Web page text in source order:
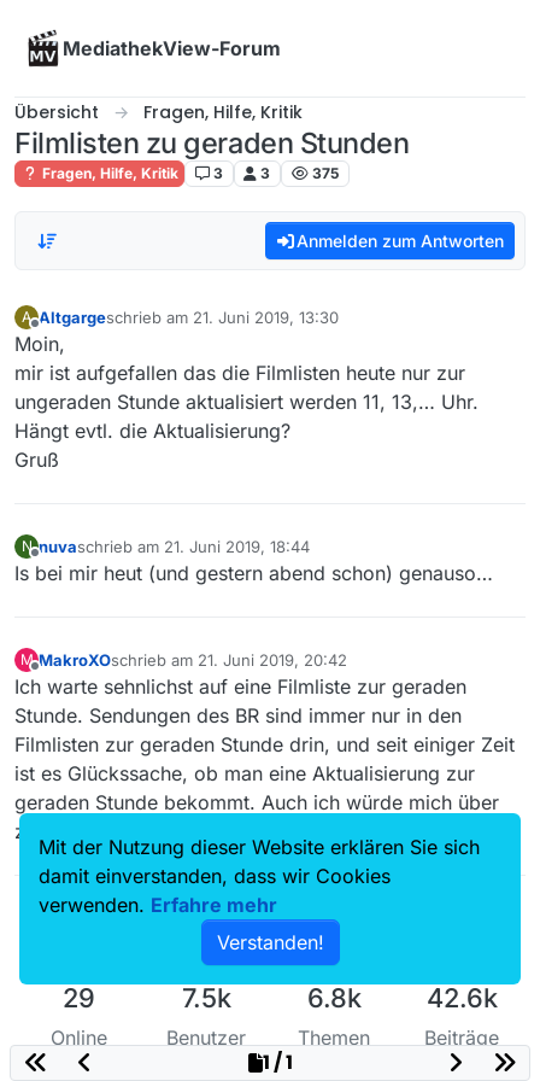
MediathekView-Forum
Übersicht Fragen, Hilfe, Kritik
Filmlisten zu geraden Stunden
Fragen, Hilfe, Kritik 3 3 375
Anmelden zum Antworten
A
Offline
Altgargeschrieb am 21. Juni 2019, 13:30
zuletzt editiert von
Moin,
mir ist aufgefallen das die Filmlisten heute nur zur
ungeraden Stunde aktualisiert werden 11, 13,… Uhr.
Hängt evtl. die Aktualisierung?
Gruß
N
Offline
nuvaschrieb am 21. Juni 2019, 18:44
zuletzt editiert von
Is bei mir heut (und gestern abend schon) genauso…
M
Offline
MakroXOschrieb am 21. Juni 2019, 20:42
zuletzt editiert von
Ich warte sehnlichst auf eine Filmliste zur geraden
Stunde. Sendungen des BR sind immer nur in den
Filmlisten zur geraden Stunde drin, und seit einiger Zeit
ist es Glückssache, ob man eine Aktualisierung zur
geraden Stunde bekommt. Auch ich würde mich über
zuverlässigere Aktualisierungsintervalle freuen.
29
Online
7.5k
Benutzer
6.8k
Themen
42.6k
Beiträge
1 / 1
Mit der Nutzung dieser Website erklären Sie sich
damit einverstanden, dass wir Cookies
verwenden. Erfahre mehr
Verstanden!